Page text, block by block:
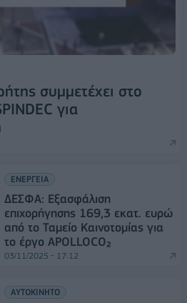
συμμετέχει στο
για
ΕΝΕΡΓΕΙΑ
ΔΕΣΦΑ: Εξασφάλιση
επιχορήγησης 169,3 εκατ. ευρώ
από το Ταμείο Καινοτομίας για
το έργο APOLLOCO₂
03/11/2025 - 17:12
ΑΥΤΟΚΙΝΗΤΟ